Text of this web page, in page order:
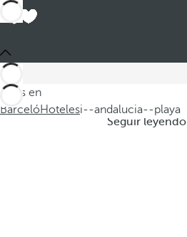
Estás en
BarcelóHotelesi--andalucia--playa
Seguir leyendo